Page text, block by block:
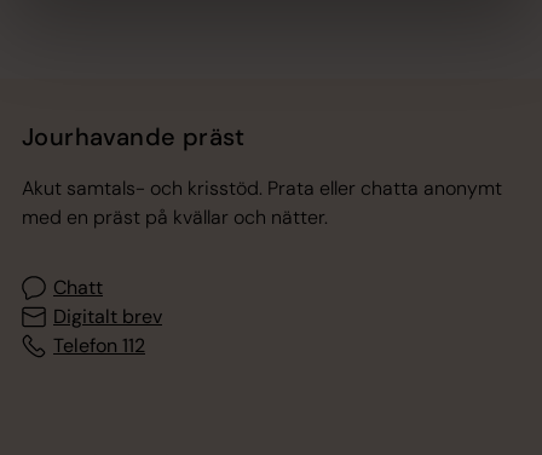
Jourhavande präst
Akut samtals- och krisstöd. Prata eller chatta anonymt
med en präst på kvällar och nätter.
Chatt
Digitalt brev
Telefon 112